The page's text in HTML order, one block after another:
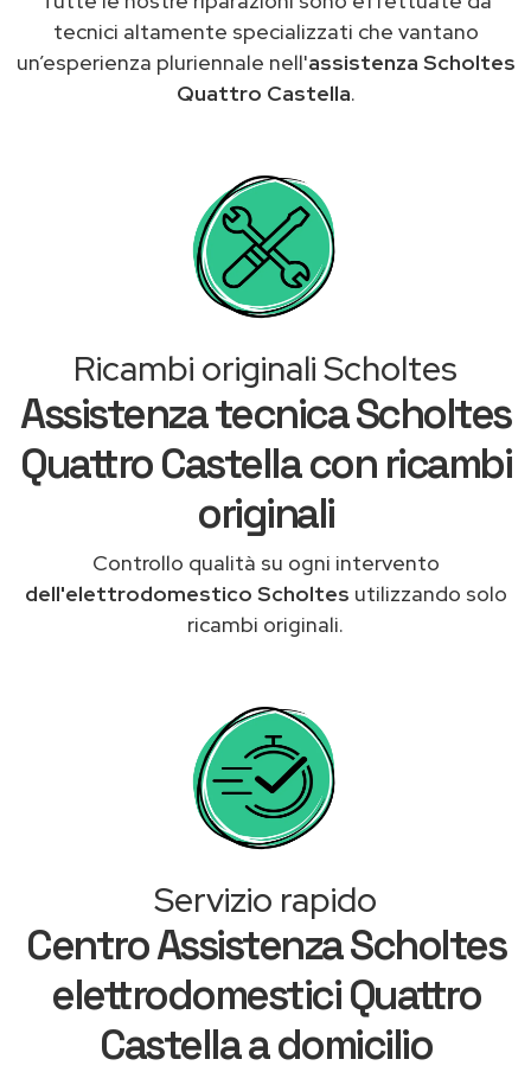
tecnici altamente specializzati che vantano
un’esperienza pluriennale nell'assistenza Scholtes
Quattro Castella.
Ricambi originali Scholtes
Assistenza tecnica Scholtes
Quattro Castella con ricambi
originali
Controllo qualità su ogni intervento
dell'elettrodomestico Scholtes utilizzando solo
ricambi originali.
Servizio rapido
Centro Assistenza Scholtes
elettrodomestici Quattro
Castella a domicilio